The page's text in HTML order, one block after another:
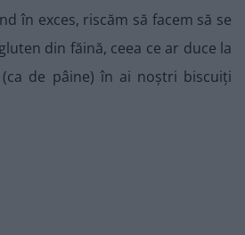
în exces, riscăm să facem să se
din făină, ceea ce ar duce la
de pâine) în ai noștri biscuiți